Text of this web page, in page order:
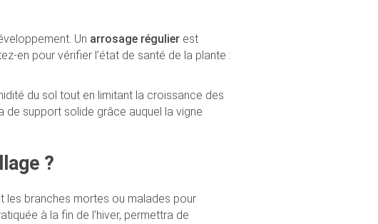
Un arrosage régulier est
en pour vérifier l’état de santé de la plante :
du sol tout en limitant la croissance des
de support solide grâce auquel la vigne
?
les branches mortes ou malades pour
à la fin de l’hiver, permettra de